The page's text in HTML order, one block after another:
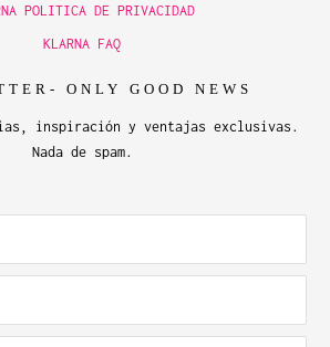
POLITICA DE PRIVACIDAD
KLARNA FAQ
ONLY GOOD NEWS
inspiración y ventajas exclusivas.
Nada de spam.